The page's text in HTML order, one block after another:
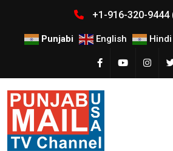
+1-916-320-9444
Punjabi English Hindi